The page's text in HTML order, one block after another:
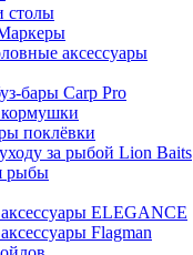
столы
аксессуары
бары Carp Pro
поклёвки
за рыбой Lion Baits
рыбы
ELEGANCE
Flagman